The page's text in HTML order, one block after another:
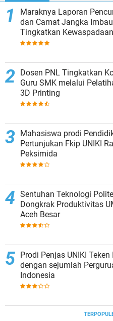
Maraknya Laporan
dan Camat Jangka
Tingkatkan Kewaspadaan
Dosen PNL Tingkatkan
Guru SMK melalui
3D Printing
Mahasiswa prodi
Pertunjukan Fkip UNIKI
Peksimida
Sentuhan Teknologi
Dongkrak Produktivitas
Aceh Besar
Prodi Penjas UNIKI
dengan sejumlah
Indonesia